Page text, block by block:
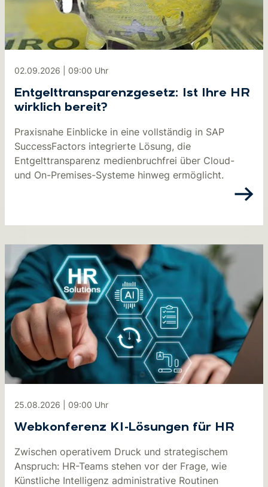
02.09.2026 09:00 Uhr
Entgelttransparenzgesetz: Ist Ihre HR
wirklich bereit?
Praxisnahe Einblicke in eine vollständig in SAP
SuccessFactors integrierte Lösung, die
Entgelttransparenz medienbruchfrei über Cloud-
und On-Premises-Systeme hinweg ermöglicht.
25.08.2026 09:00 Uhr
Webkonferenz KI-Lösungen für HR
Zwischen operativem Druck und strategischem
Anspruch: HR-Teams stehen vor der Frage, wie
Künstliche Intelligenz administrative Routinen